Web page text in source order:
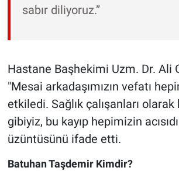
sabır diliyoruz.”
Hastane Başhekimi Uzm. Dr. Ali
"Mesai arkadaşımızın vefatı
etkiledi. Sağlık çalışanları
gibiyiz, bu kayıp hepimizin
üzüntüsünü ifade etti.
Batuhan Taşdemir Kimdir?